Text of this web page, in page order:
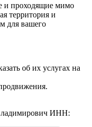
и проходящие мимо
территория и
для вашего
об их услугах на
ИНН: